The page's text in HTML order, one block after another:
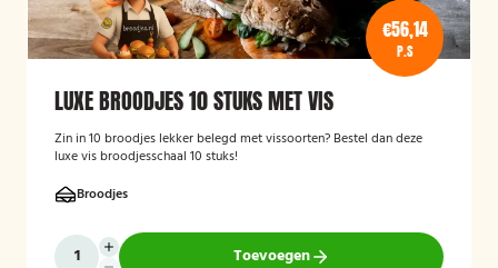
€56,14
P.S
LUXE BROODJES 10 STUKS MET VIS
Zin in 10 broodjes lekker belegd met vissoorten? Bestel dan deze
luxe vis broodjesschaal 10 stuks!
Broodjes
Toevoegen